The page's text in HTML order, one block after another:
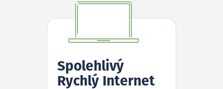
Spolehlivý
Rychlý Internet